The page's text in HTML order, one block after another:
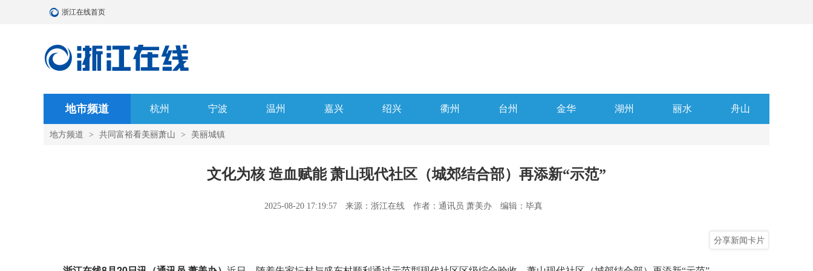
浙江在线首页
地市频道 杭州 宁波 温州 嘉兴 绍兴 衢州 台州 金华 湖州 丽水 舟山
地方频道 > 共同富裕看美丽萧山 > 美丽城镇
文化为核 造血赋能 萧山现代社区（城郊结合部）再添新“示范”
2025-08-20 17:19:57 来源：浙江在线 作者：通讯员 萧美办 编辑：毕真
分享新闻卡片